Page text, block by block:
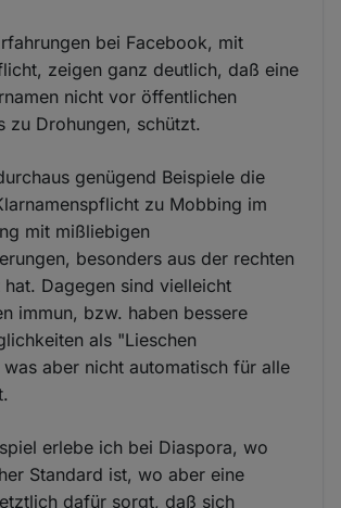
bei Facebook, mit
zeigen ganz deutlich, daß eine
nicht vor öffentlichen
zu Drohungen, schützt.
genügend Beispiele die
zu Mobbing im
mit mißliebigen
besonders aus der rechten
Dagegen sind vielleicht
immun, bzw. haben bessere
als "Lieschen
was aber nicht automatisch für alle
erlebe ich bei Diaspora, wo
Standard ist, wo aber eine
dafür sorgt, daß sich